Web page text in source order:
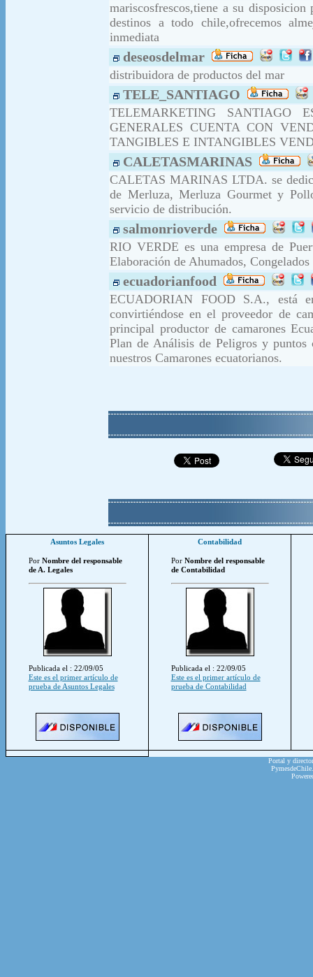
mariscosfrescos,tiene a su
destinos a todo chile,ofrecemos
inmediata
deseosdelmar
distribuidora de productos del mar
TELE_SANTIAGO
TELEMARKETING SANTIAGO
GENERALES CUENTA CON
TANGIBLES E INTANGIBLES
CALETASMARINAS
CALETAS MARINAS LTDA. se
de Merluza, Merluza Gourmet y
servicio de distribución.
salmonrioverde
RIO VERDE es una empresa de
Elaboración de Ahumados,
ecuadorianfood
ECUADORIAN FOOD S.A., está
convirtiéndose en el proveedor de
principal productor de camarones
Plan de Análisis de Peligros y
nuestros Camarones ecuatorianos.
Asuntos Legales
Por Nombre del responsable
de A. Legales
Publicada el : 22/09/05
Este es el primer artículo de
prueba de Asuntos Legales
Contabilidad
Por Nombre del responsable
de Contabilidad
Publicada el : 22/09/05
Este es el primer artículo de
prueba de Contabilidad
Portal y